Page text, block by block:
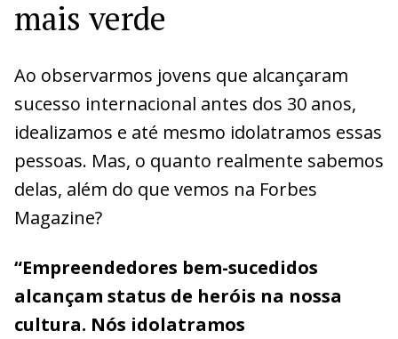
mais verde
Ao observarmos jovens que alcançaram
sucesso internacional antes dos 30 anos,
idealizamos e até mesmo idolatramos essas
pessoas. Mas, o quanto realmente sabemos
delas, além do que vemos na Forbes
Magazine?
“Empreendedores bem-sucedidos
alcançam status de heróis na nossa
cultura. Nós idolatramos